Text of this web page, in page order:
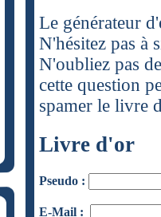
Le générateur
N'hésitez pas à
N'oubliez pas
cette question
spamer le livre
Livre d'or
Pseudo :
E-Mail :